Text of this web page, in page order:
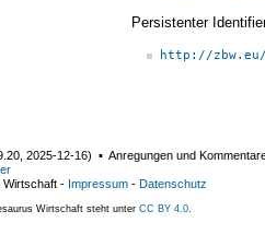
Persistenter
http://
2025-12-16) ▪ Anregungen und
Wirtschaft - Impressum - Datenschutz
Wirtschaft steht unter CC BY 4.0